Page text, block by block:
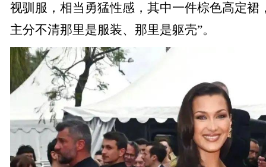
视驯服，相当勇猛性感，其中一件棕色高定裙
主分不清那里是服装、那里是躯壳”。